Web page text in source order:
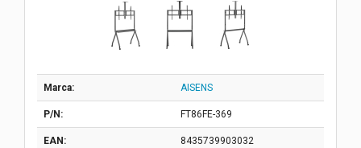
Marca: AISENS
P/N: FT86FE-369
EAN: 8435739903032